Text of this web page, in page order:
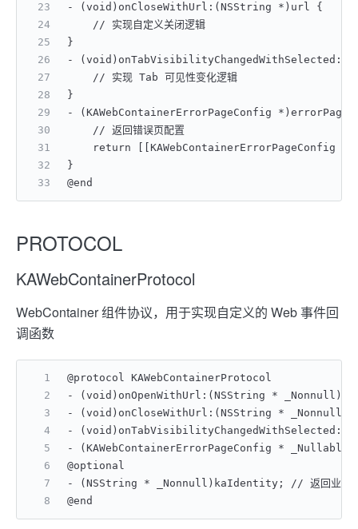
- (void)onCloseWithUrl:(NSString *)url {
    // 实现自定义关闭逻辑
}
-
    // 实现 Tab 可见性变化逻辑
}
- (KAWebContainerErrorPageConfig
    // 返回错误页配置
return [[KAWebContainerErrorPageConfig
}
@end
PROTOCOL
KAWebContainerProtocol
WebContainer 组件协议，用于实现自定义的 Web 事件回
调函数
@protocol KAWebContainerProtocol
- (void)onOpenWithUrl:(NSString *
- (void)onCloseWithUrl:(NSString * _Nonnull)url;
-
- (KAWebContainerErrorPageConfig *
@optional
- (NSString * _Nonnull)kaIdentity; // 返回业务
@end